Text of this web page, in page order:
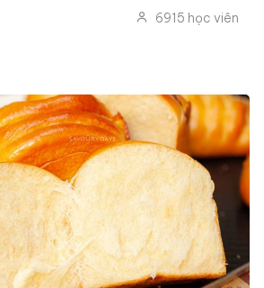
6915 học viên